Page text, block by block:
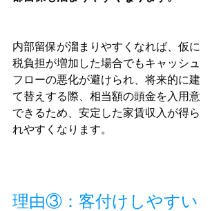
内部留保が溜まりやすくなれば、仮に
税負担が増加した場合でもキャッシュ
フローの悪化が避けられ、将来的に建
て替えする際、相当額の頭金を入用意
できるため、安定した家賃収入が得ら
れやすくなります。
理由③：客付けしやすい